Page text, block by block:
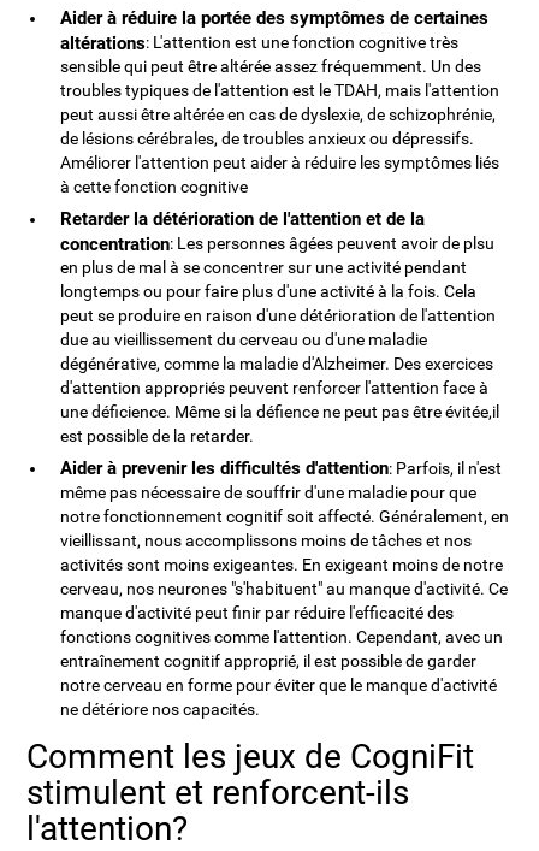
Aider à réduire la portée des symptômes de certaines
altérations: L'attention est une fonction cognitive très
sensible qui peut être altérée assez fréquemment. Un des
troubles typiques de l'attention est le TDAH, mais l'attention
peut aussi être altérée en cas de dyslexie, de schizophrénie,
de lésions cérébrales, de troubles anxieux ou dépressifs.
Améliorer l'attention peut aider à réduire les symptômes liés
à cette fonction cognitive
Retarder la détérioration de l'attention et de la
concentration: Les personnes âgées peuvent avoir de plsu
en plus de mal à se concentrer sur une activité pendant
longtemps ou pour faire plus d'une activité à la fois. Cela
peut se produire en raison d'une détérioration de l'attention
due au vieillissement du cerveau ou d'une maladie
dégénérative, comme la maladie d'Alzheimer. Des exercices
d'attention appropriés peuvent renforcer l'attention face à
une déficience. Même si la défience ne peut pas être évitée,il
est possible de la retarder.
Aider à prevenir les difficultés d'attention: Parfois, il n'est
même pas nécessaire de souffrir d'une maladie pour que
notre fonctionnement cognitif soit affecté. Généralement, en
vieillissant, nous accomplissons moins de tâches et nos
activités sont moins exigeantes. En exigeant moins de notre
cerveau, nos neurones "s'habituent" au manque d'activité. Ce
manque d'activité peut finir par réduire l'efficacité des
fonctions cognitives comme l'attention. Cependant, avec un
entraînement cognitif approprié, il est possible de garder
notre cerveau en forme pour éviter que le manque d'activité
ne détériore nos capacités.
Comment les jeux de CogniFit
stimulent et renforcent-ils
l'attention?